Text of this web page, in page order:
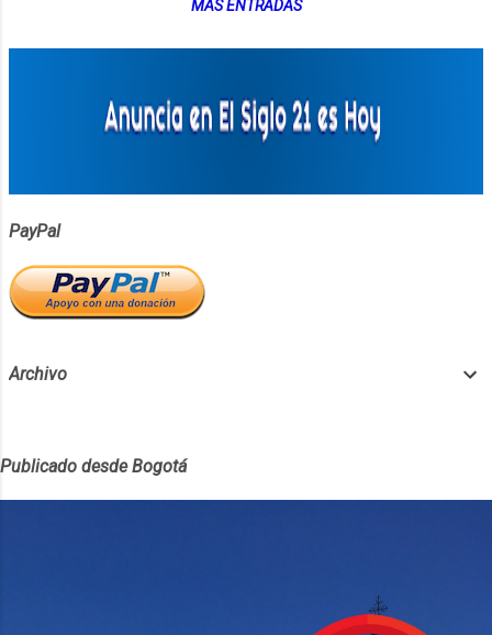
MÁS ENTRADAS
PayPal
Archivo
Publicado desde Bogotá